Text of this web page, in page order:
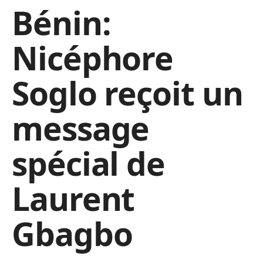
Bénin:
Nicéphore
Soglo reçoit un
message
spécial de
Laurent
Gbagbo